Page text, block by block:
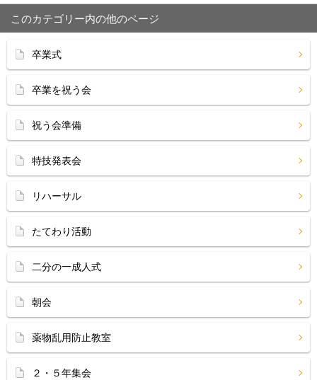
このカテゴリー内の他のページ
卒業式
卒業を祝う会
祝う会準備
特技発表会
リハーサル
たてわり活動
二分の一成人式
朝会
薬物乱用防止教室
２・５年集会